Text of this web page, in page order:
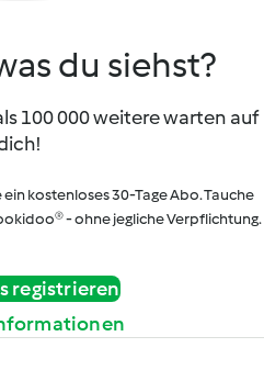
du siehst?
100 000 weitere warten auf
kostenloses 30-Tage Abo. Tauche
- ohne jegliche Verpflichtung.
registrieren